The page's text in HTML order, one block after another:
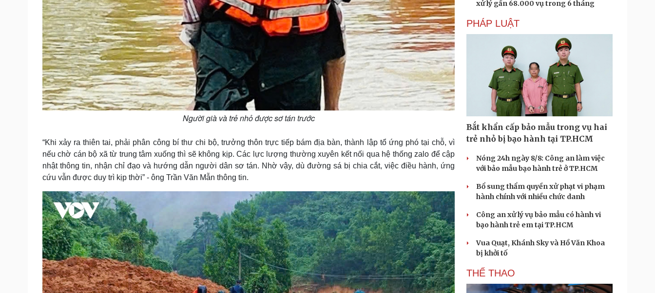
Người già và trẻ nhỏ được sơ tán trước
“Khi xảy ra thiên tai, phải phân công bí thư chi bộ, trưởng thôn trực tiếp bám địa bàn, thành lập tổ ứng phó tại chỗ, vì
nếu chờ cán bộ xã từ trung tâm xuống thì sẽ không kịp. Các lực lượng thường xuyên kết nối qua hệ thống zalo để cập
nhật thông tin, nhận chỉ đạo và hướng dẫn người dân sơ tán. Nhờ vậy, dù đường sá bị chia cắt, việc điều hành, ứng
cứu vẫn được duy trì kịp thời” - ông Trần Văn Mẫn thông tin.
xử lý gần 68.000 vụ trong 6 tháng
PHÁP LUẬT
Bắt khẩn cấp bảo mẫu trong vụ hai
trẻ nhỏ bị bạo hành tại TP.HCM
Nóng 24h ngày 8/8: Công an làm việc
với bảo mẫu bạo hành trẻ ở TP.HCM
Bổ sung thẩm quyền xử phạt vi phạm
hành chính với nhiều chức danh
Công an xử lý vụ bảo mẫu có hành vi
bạo hành trẻ em tại TP.HCM
Vua Quạt, Khánh Sky và Hồ Văn Khoa
bị khởi tố
THỂ THAO